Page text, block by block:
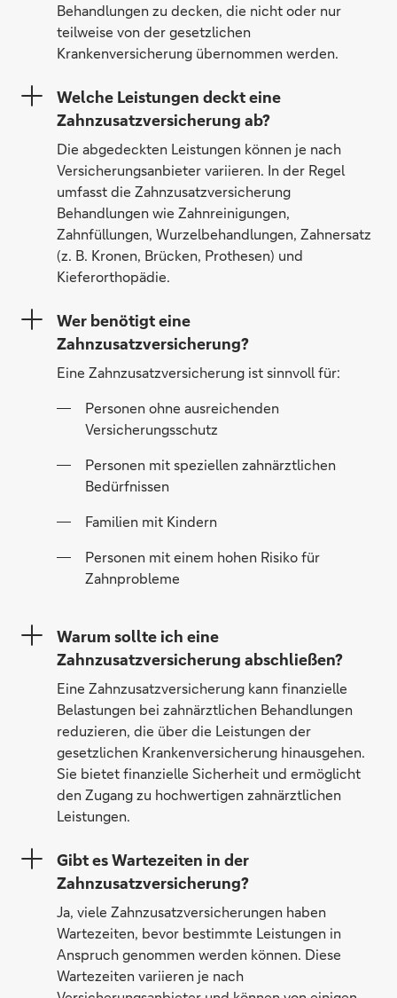
Behandlungen zu decken, die nicht oder nur
teilweise von der gesetzlichen
Krankenversicherung übernommen werden.
Welche Leistungen deckt eine
Zahnzusatzversicherung ab?
Die abgedeckten Leistungen können je nach
Versicherungsanbieter variieren. In der Regel
umfasst die Zahnzusatzversicherung
Behandlungen wie Zahnreinigungen,
Zahnfüllungen, Wurzelbehandlungen, Zahnersatz
(z. B. Kronen, Brücken, Prothesen) und
Kieferorthopädie.
Wer benötigt eine
Zahnzusatzversicherung?
Eine Zahnzusatzversicherung ist sinnvoll für:
Personen ohne ausreichenden
Versicherungsschutz
Personen mit speziellen zahnärztlichen
Bedürfnissen
Familien mit Kindern
Personen mit einem hohen Risiko für
Zahnprobleme
Warum sollte ich eine
Zahnzusatzversicherung abschließen?
Eine Zahnzusatzversicherung kann finanzielle
Belastungen bei zahnärztlichen Behandlungen
reduzieren, die über die Leistungen der
gesetzlichen Krankenversicherung hinausgehen.
Sie bietet finanzielle Sicherheit und ermöglicht
den Zugang zu hochwertigen zahnärztlichen
Leistungen.
Gibt es Wartezeiten in der
Zahnzusatzversicherung?
Ja, viele Zahnzusatzversicherungen haben
Wartezeiten, bevor bestimmte Leistungen in
Anspruch genommen werden können. Diese
Wartezeiten variieren je nach